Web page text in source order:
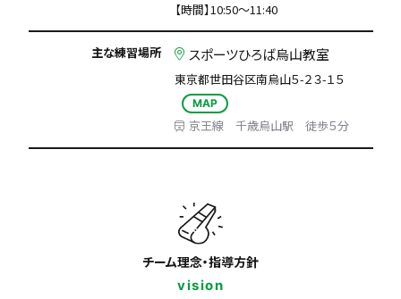
【時間】10:50～11:40
主な練習場所 スポーツひろば烏山教室
東京都世田谷区南烏山５-２３-１５
MAP
京王線 千歳烏山駅 徒歩５分
チーム理念・指導方針
vision